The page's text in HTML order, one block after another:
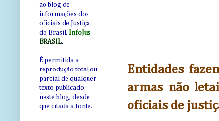
Entidades
armas não
oficiais de
ao blog de
informações dos
oficiais de Justiça
do Brasil, InfoJus
BRASIL.
É permitida a
reprodução total ou
parcial de qualquer
texto publicado
neste blog, desde
que citada a fonte.